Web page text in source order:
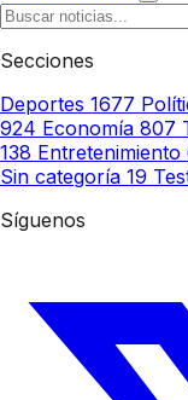
Secciones
Deportes 1677
924 Economía 807
138 Entretenimiento
Sin categoría 19
Síguenos